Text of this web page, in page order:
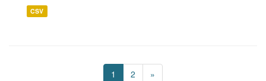
CSV
1 2 »